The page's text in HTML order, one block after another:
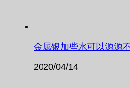
金属银加些水可以源源
2020/04/14